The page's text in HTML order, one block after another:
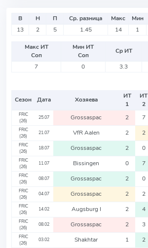
В Н П Ср. разница Макс Мин
13
2 5 1.45 14 1
Макс ИТ
Соп
Мин ИТ
Соп
Ср ИТ
7
0 3.3
Сезон Дата Хозяева
ИТ
1
ИТ
2
FRIC
(26)
25.07 Grossaspac 2 7
FRIC
(26)
21.07 VfR Aalen 2 2
FRIC
(26)
18.07 Grossaspac 2 0
FRIC
(26)
11.07 Bissingen 0 7
FRIC
(26)
08.07 Grossaspac 2 0
FRIC
(26)
04.07 Grossaspac 2 2
FRIC
(26)
14.02 Augsburg I 2 4
FRIC
(26)
08.02 Grossaspac 2 3
FRIC
(26)
03.02 Shakhtar 1 2